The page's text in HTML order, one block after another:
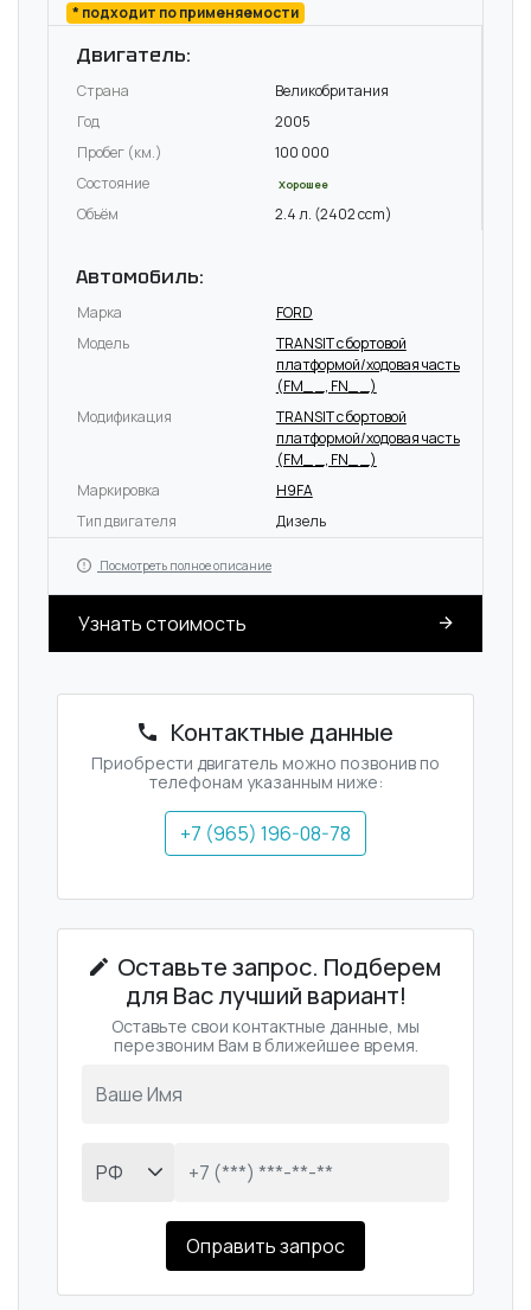
* подходит по применяемости
Двигатель:
Страна
Великобритания
Год
2005
Пробег (км.)
100 000
Состояние
Хорошее
Объём 2.4 л. (2402 ccm)
Автомобиль:
Марка
FORD
Модель
TRANSIT c бортовой
платформой/ходовая часть
(FM_ _, FN_ _)
Модификация
TRANSIT c бортовой
платформой/ходовая часть
(FM_ _, FN_ _)
Маркировка
H9FA
Тип двигателя
Дизель
Посмотреть полное описание
Узнать стоимость
Контактные данные
Приобрести двигатель можно позвонив по
телефонам указанным ниже:
+7 (965) 196-08-78
Оставьте запрос. Подберем
для Вас лучший вариант!
Оставьте свои контактные данные, мы
перезвоним Вам в ближейшее время.
Оправить запрос